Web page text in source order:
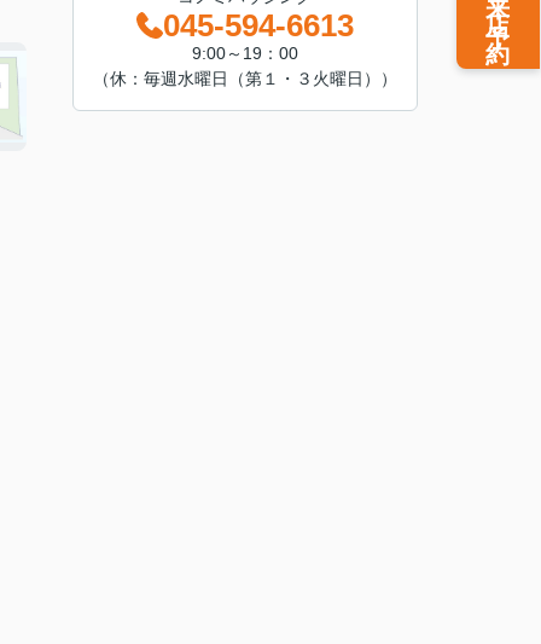
045-594-6613
9:00～19：00
（休：毎週水曜日（第１・３火曜日））